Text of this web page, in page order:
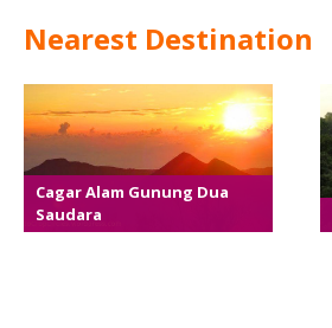
Nearest Destination
Cagar Alam Gunung Dua
Saudara